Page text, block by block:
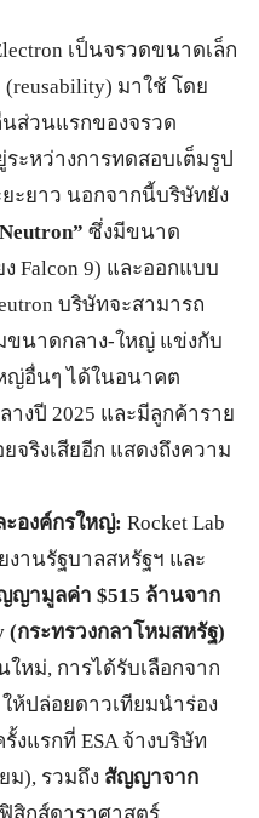
เป็นจรวดขนาดเล็ก
มาใช้ โดย
ส่วนแรกของจรวด
ะหว่างการทดสอบเต็มรูป
ะยาว นอกจากนี้บริษัทยัง
ซึ่งมีขนาด
Falcon 9) และออกแบบ
บริษัทจะสามารถ
ขนาดกลาง-ใหญ่ แข่งกับ
ญ่อื่นๆ ได้ในอนาคต
างปี 2025 และมีลูกค้าราย
ริงเสียอีก แสดงถึงความ
องค์กรใหญ่: Rocket Lab
านรัฐบาลสหรัฐฯ และ
ญามูลค่า $515 ล้านจาก
(กระทรวงกลาโหมสหรัฐ)
หม่, การได้รับเลือกจาก
ให้ปล่อยดาวเทียมนำร่อง
งแรกที่ ESA จ้างบริษัท
ม), รวมถึง สัญญาจาก
สิกส์ดาราศาสตร์